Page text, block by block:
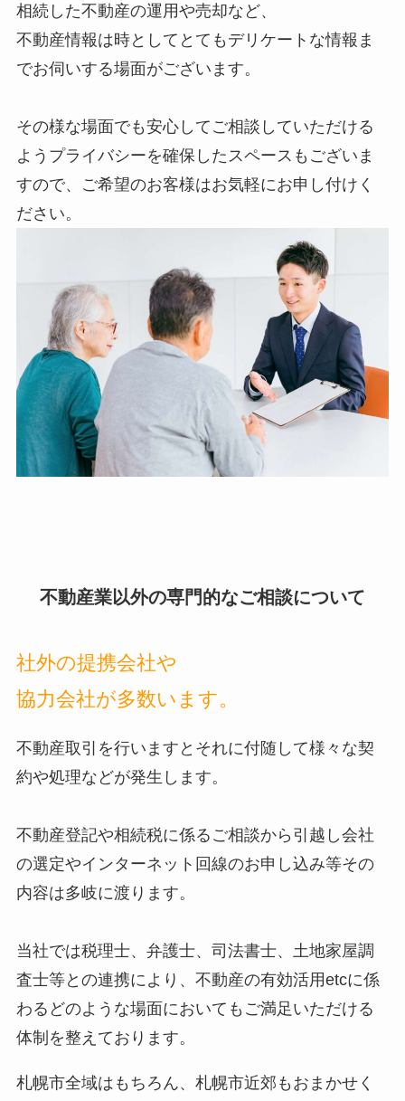
相続した不動産の運用や売却など、
不動産情報は時としてとてもデリケートな情報ま
でお伺いする場面がございます。
その様な場面でも安心してご相談していただける
ようプライバシーを確保したスペースもございま
すので、ご希望のお客様はお気軽にお申し付けく
ださい。
不動産業以外の専門的なご相談について
社外の提携会社や
協力会社が多数います。
不動産取引を行いますとそれに付随して様々な契
約や処理などが発生します。
不動産登記や相続税に係るご相談から引越し会社
の選定やインターネット回線のお申し込み等その
内容は多岐に渡ります。
当社では税理士、弁護士、司法書士、土地家屋調
査士等との連携により、不動産の有効活用etcに係
わるどのような場面においてもご満足いただける
体制を整えております。
札幌市全域はもちろん、札幌市近郊もおまかせく